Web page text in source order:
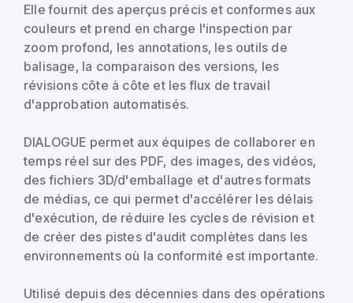
Elle fournit des aperçus précis et conformes aux
couleurs et prend en charge l'inspection par
zoom profond, les annotations, les outils de
balisage, la comparaison des versions, les
révisions côte à côte et les flux de travail
d'approbation automatisés.
DIALOGUE permet aux équipes de collaborer en
temps réel sur des PDF, des images, des vidéos,
des fichiers 3D/d'emballage et d'autres formats
de médias, ce qui permet d'accélérer les délais
d'exécution, de réduire les cycles de révision et
de créer des pistes d'audit complètes dans les
environnements où la conformité est importante.
Utilisé depuis des décennies dans des opérations